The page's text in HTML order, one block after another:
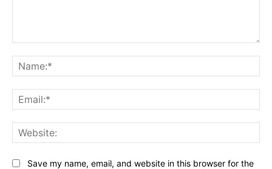
Save my name, email, and website in this browser for the